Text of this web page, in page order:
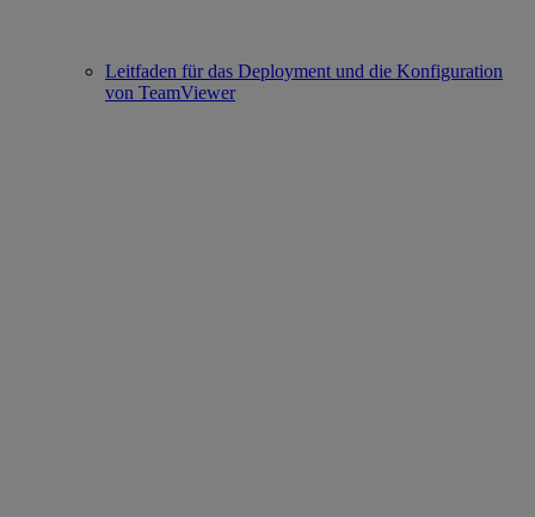
Leitfaden für das Deployment und die Konfiguration
von TeamViewer